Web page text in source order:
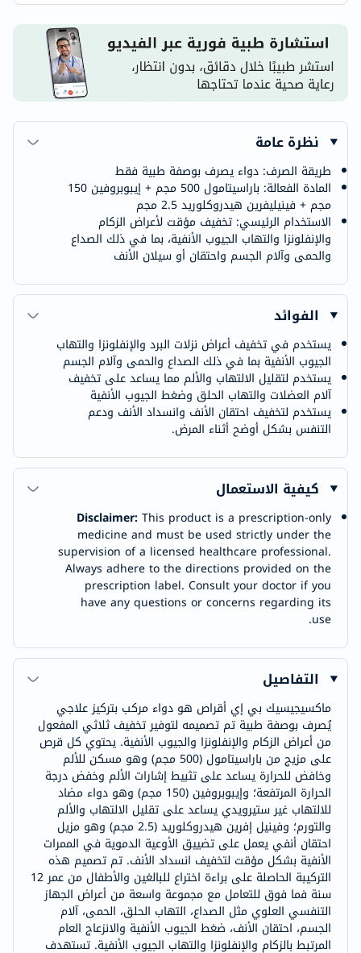
نظرة عامة
طريقة الصرف: دواء يصرف بوصفة طبية فقط
المادة الفعالة: باراسيتامول 500 مجم + إيبوبروفين 150
مجم + فينيليفرين هيدروكلوريد 2.5 مجم
الاستخدام الرئيسي: تخفيف مؤقت لأعراض الزكام
والإنفلونزا والتهاب الجيوب الأنفية، بما في ذلك الصداع
والحمى وآلام الجسم واحتقان أو سيلان الأنف
الفوائد
يستخدم في تخفيف أعراض نزلات البرد والإنفلونزا والتهاب
الجيوب الأنفية بما في ذلك الصداع والحمى وآلام الجسم
يستخدم لتقليل الالتهاب والألم مما يساعد على تخفيف
آلام العضلات والتهاب الحلق وضغط الجيوب الأنفية
يستخدم لتخفيف احتقان الأنف وانسداد الأنف ودعم
التنفس بشكل أوضح أثناء المرض.
كيفية الاستعمال
Disclaimer:This product is a prescription-only
medicine and must be used strictly under the
supervision of a licensed healthcare professional.
Always adhere to the directions provided on the
prescription label. Consult your doctor if you
have any questions or concerns regarding its
use.
التفاصيل
ماكسيجيسيك بي إي أقراص هو دواء مركب بتركيز علاجي
يُصرف بوصفة طبية تم تصميمه لتوفير تخفيف ثلاثي المفعول
من أعراض الزكام والإنفلونزا والجيوب الأنفية. يحتوي كل قرص
على مزيج من باراسيتامول (500 مجم) وهو مسكن للألم
وخافض للحرارة يساعد على تثبيط إشارات الألم وخفض درجة
الحرارة المرتفعة؛ وإيبوبروفين (150 مجم) وهو دواء مضاد
للالتهاب غير ستيرويدي يساعد على تقليل الالتهاب والألم
والتورم؛ وفينيل إفرين هيدروكلوريد (2.5 مجم) وهو مزيل
احتقان أنفي يعمل على تضييق الأوعية الدموية في الممرات
الأنفية بشكل مؤقت لتخفيف انسداد الأنف. تم تصميم هذه
التركيبة الحاصلة على براءة اختراع للبالغين والأطفال من عمر 12
سنة فما فوق للتعامل مع مجموعة واسعة من أعراض الجهاز
التنفسي العلوي مثل الصداع، التهاب الحلق، الحمى، آلام
الجسم، احتقان الأنف، ضغط الجيوب الأنفية والانزعاج العام
المرتبط بالزكام والإنفلونزا والتهاب الجيوب الأنفية. تستهدف